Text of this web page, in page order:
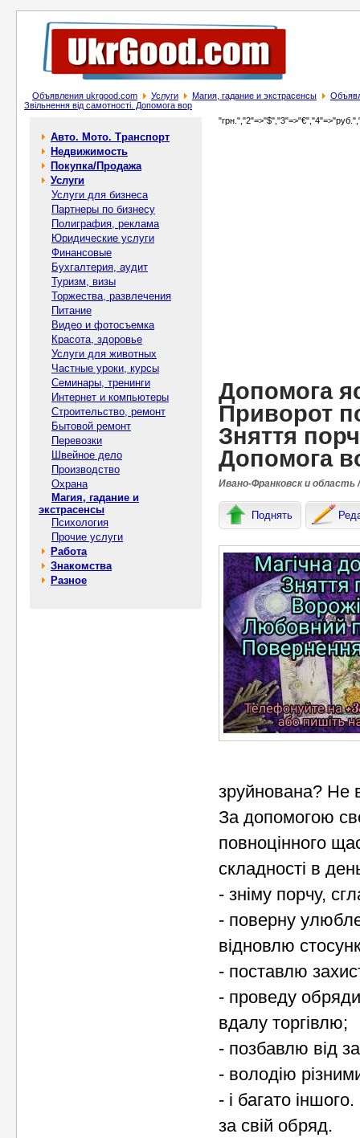
Объявления ukrgood.com Услуги Магия, гадание и экстрасенсы
Звільнення від самотності. Допомога вор
Авто. Мото. Транспорт
Недвижимость
Покупка/Продажа
Услуги
Услуги для бизнеса
Партнеры по бизнесу
Полиграфия, реклама
Юридические услуги
Финансовые
Бухгалтерия, аудит
Туризм, визы
Торжества, развлечения
Питание
Видео и фотосъемка
Красота, здоровье
Услуги для животных
Частные уроки, курсы
Семинары, тренинги
Интернет и компьютеры
Строительство, ремонт
Бытовой ремонт
Перевозки
Швейное дело
Производство
Охрана
Магия, гадание и
экстрасенсы
Психология
Прочие услуги
Работа
Знакомства
Разное
Допомога
Приворот
Зняття
Допомога
Ивано-Франковск и область
Поднять
зруйнована? Не
За допомогою
повноцінного
складності в
- зніму порчу,
- поверну
відновлю
- поставлю
- проведу
вдалу торгівлю;
- позбавлю від
- володію
- і багато іншого.
за свій обряд.